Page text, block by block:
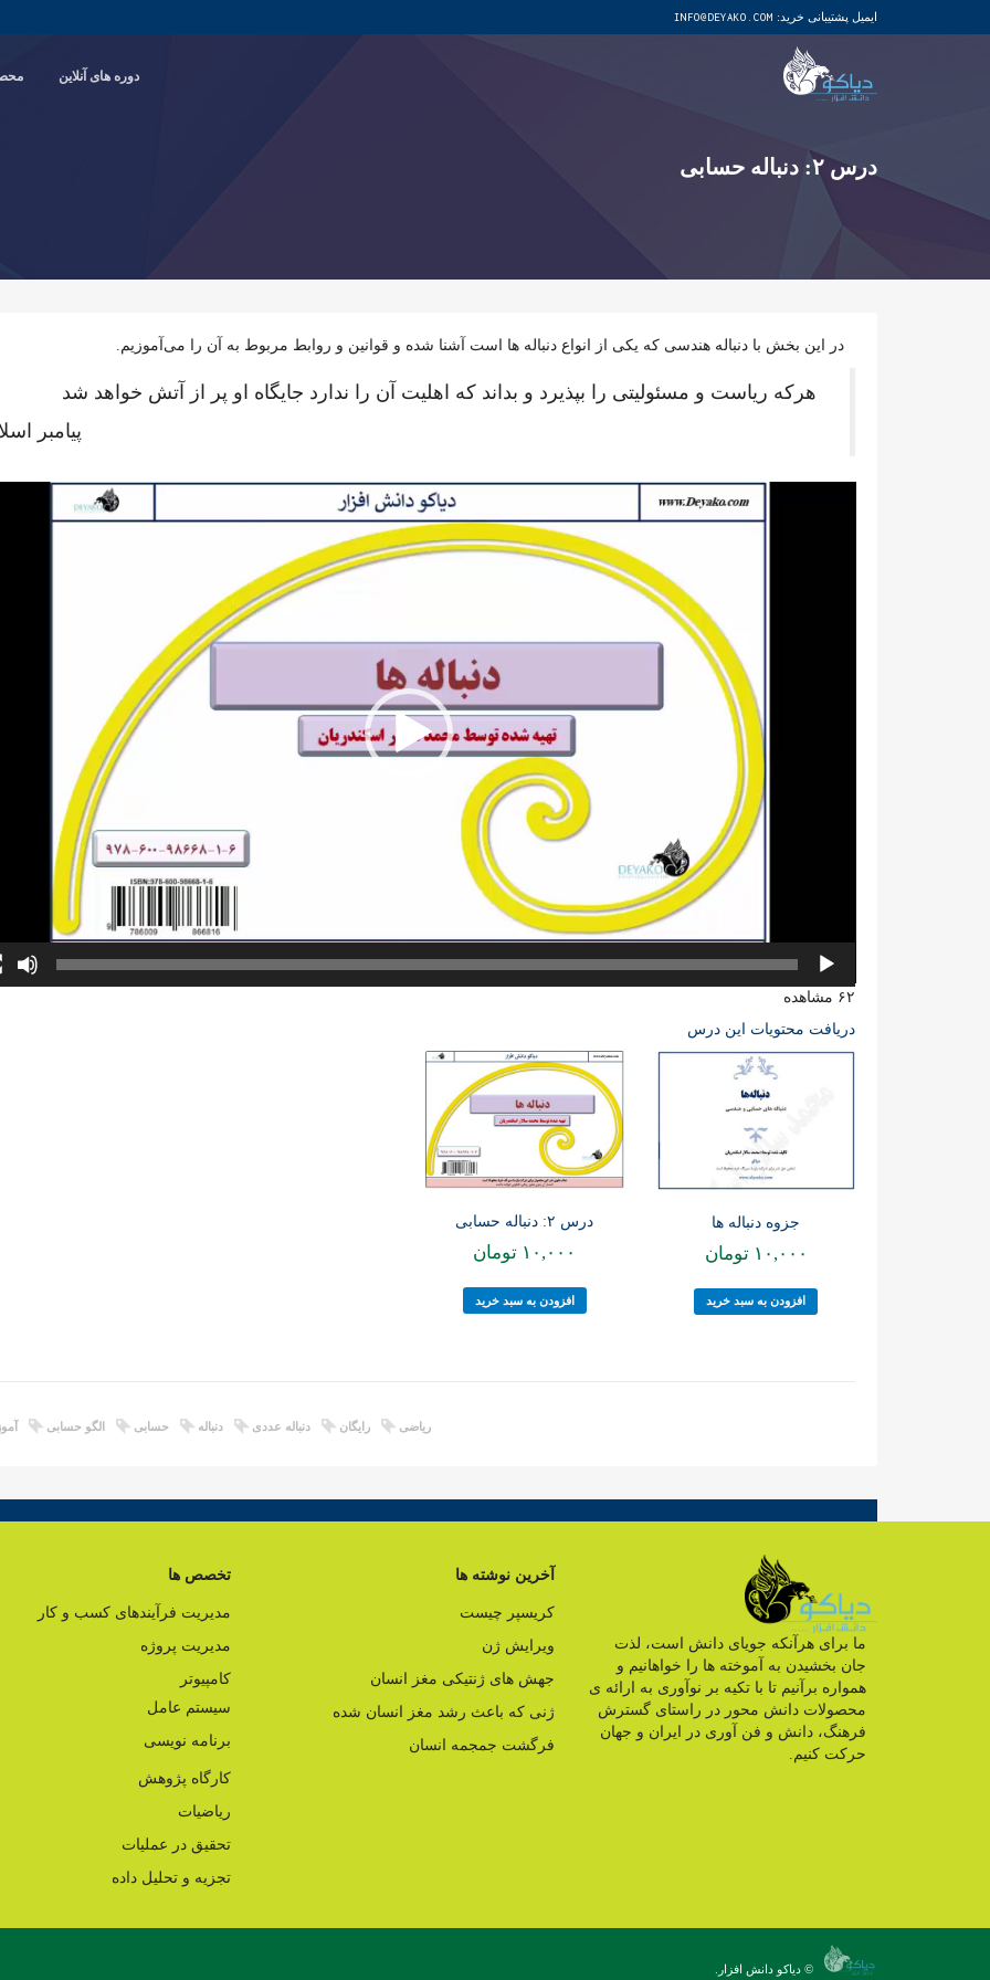
ایمیل پشتیبانی خرید: INFO@DEYAKO.COM
دوره های آنلاین
درس ۲: دنباله حسابی
در این بخش با دنباله هندسی که یکی از انواع دنباله ها است آشنا شده و قوانین و روابط مربوط به آن را می‌آموزیم.
هرکه ریاست و مسئولیتی را بپذیرد و بداند که اهلیت آن را ندارد جایگاه او پر از آتش خواهد شد
پیامبر
۶۲ مشاهده
دریافت محتویات این درس
جزوه دنباله ها
۱۰,۰۰۰ تومان
افزودن به سبد خرید
درس ۲: دنباله حسابی
۱۰,۰۰۰ تومان
افزودن به سبد خرید
الگو حسابی حسابی دنباله دنباله عددی رایگان ریاضی
ما برای هرآنکه جویای دانش است، لذت
جان بخشیدن به آموخته ها را خواهانیم و
همواره برآنیم تا با تکیه بر نوآوری به ارائه ی
محصولات دانش محور در راستای گسترش
فرهنگ، دانش و فن آوری در ایران و جهان
حرکت کنیم.
آخرین نوشته ها
کریسپر چیست
ویرایش ژن
جهش های ژنتیکی مغز انسان
ژنی که باعث رشد مغز انسان شده
فرگشت جمجمه انسان
تخصص ها
مدیریت فرآیندهای کسب و کار
مدیریت پروژه
کامپیوتر
سیستم عامل
برنامه نویسی
کارگاه پژوهش
ریاضیات
تحقیق در عملیات
تجزیه و تحلیل داده
© دیاکو دانش افزار.